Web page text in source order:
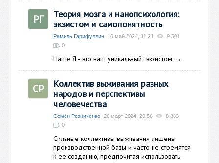
РГ
Теория мозга и нанопсихология:
экзистом и самопонятность
Рамиль Гарифуллин 16 май 2024, 11:21
9 501
0
Наше Я - это наш уникальный экзистом. →
СР
Коллектив выживания разных
народов и перспективы
человечества
Семён Резниченко 20 март 2024, 20:56
8 883
0
Cильные коллективы выживания лишены
производственной базы и часто не стремятся
к её созданию, предпочитая использовать